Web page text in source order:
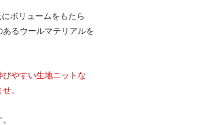
ボリュームをもたら
るウールマテリアルを
やすい生地ニットな
。